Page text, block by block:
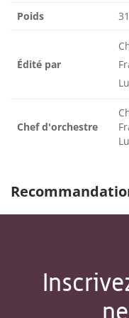
Poids
Édité par
Chef d'orchestre